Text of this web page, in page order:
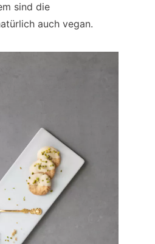
sind die
auch vegan.